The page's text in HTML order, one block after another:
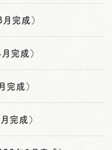
完成）
完成）
成）
完成）